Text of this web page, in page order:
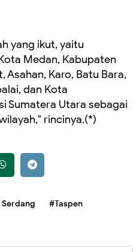
yang ikut, yaitu
Medan, Kabupaten
Asahan, Karo, Batu Bara,
dan Kota
Sumatera Utara sebagai
rincinya.(*)
#Taspen